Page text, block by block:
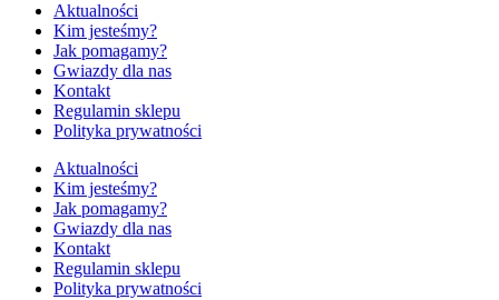
Aktualności
Kim jesteśmy?
Jak pomagamy?
Gwiazdy dla nas
Kontakt
Regulamin sklepu
Polityka prywatności
Aktualności
Kim jesteśmy?
Jak pomagamy?
Gwiazdy dla nas
Kontakt
Regulamin sklepu
Polityka prywatności